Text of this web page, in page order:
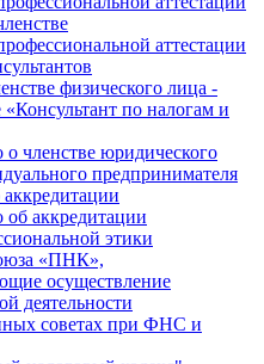
аттестации
физического лица -
«Консультант по налогам и
о членстве юридического
предпринимателя
об аккредитации
этики
«ПНК»,
осуществление
деятельности
советах при ФНС и